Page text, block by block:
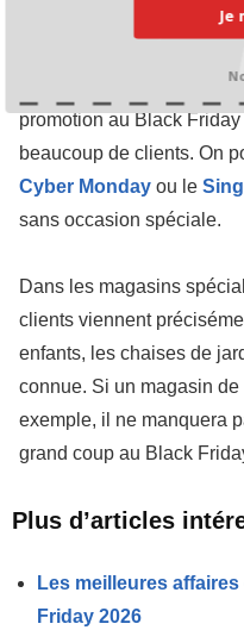
pas de catégorie de ce
promotion au Black Friday
beaucoup de clients. On
Cyber Monday ou le
sans occasion spéciale.
Dans les magasins
clients viennent
enfants, les chaises de
connue. Si un magasin
exemple, il ne manquera
grand coup au Black
Plus d’articles
Les meilleures
Friday 2026
Je